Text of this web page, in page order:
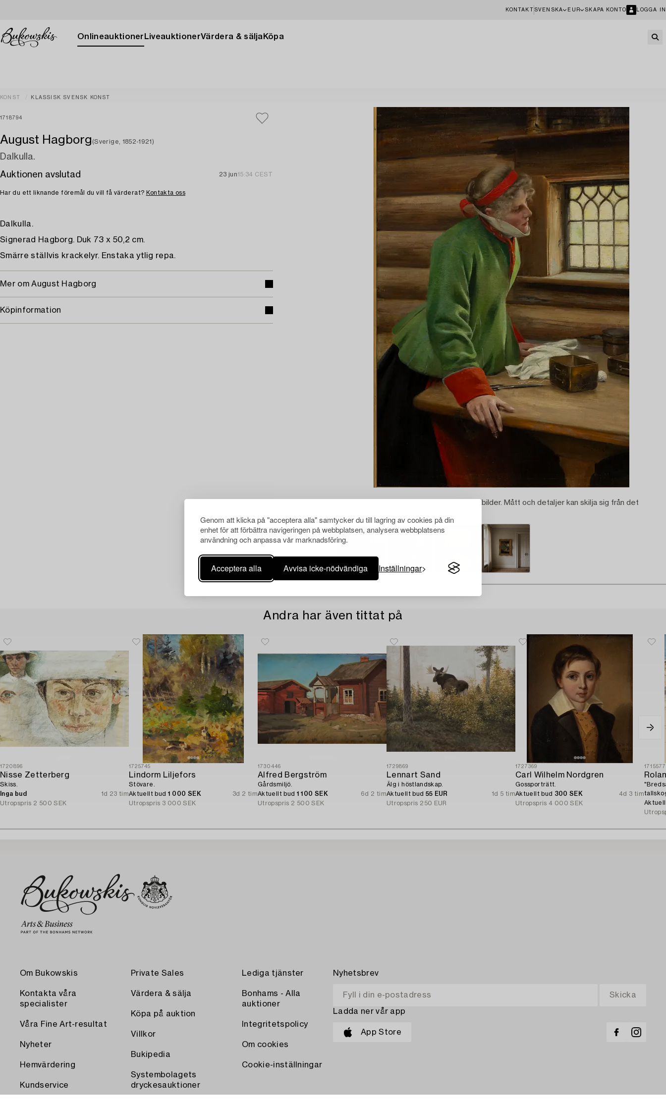
Genom att klicka på "acceptera alla" samtycker du till lagring av cookies på din
enhet för att förbättra navigeringen på webbplatsen, analysera webbplatsens
användning och anpassa vår marknadsföring.
Acceptera alla Avvisa icke-nödvändiga Inställningar
KONTAKT SVENSKA EUR SKAPA KONTO LOGGA IN
Onlineauktioner LiveauktionerVärdera & sälja Köpa
KONST KLASSISK SVENSK KONST
1718794
August Hagborg (Sverige, 1852-1921)
Dalkulla.
Auktionen avslutad
23 jun15:34 CEST
Har du ett liknande föremål du vill få värderat? Kontakta oss
Dalkulla.
Signerad Hagborg. Duk 73 x 50,2 cm.
Smärre ställvis krackelyr. Enstaka ytlig repa.
Mer om August Hagborg
Köpinformation
Bilder märkta 'AI' är AI-genererade interiörbilder. Mått och detaljer kan skilja sig från det
Andra har även tittat på
1720896
Nisse Zetterberg
Skiss.
Inga bud
1d 23 tim
Utropspris 2 500 SEK
1725745
Lindorm Liljefors
Stövare.
Aktuellt bud 1 000 SEK
3d 2 tim
Utropspris 3 000 SEK
1730446
Alfred Bergström
Gårdsmiljö.
Aktuellt bud 1 100 SEK
6d 2 tim
Utropspris 2 500 SEK
1729869
Lennart Sand
Älg i höstlandskap.
Aktuellt bud 55 EUR
1d 5 tim
Utropspris 250 EUR
1727369
Carl Wilhelm Nordgren
Gossporträtt.
Aktuellt bud 300 SEK
4d 3 tim
Utropspris 4 000 SEK
1715577
Om Bukowskis
Kontakta våra
specialister
Våra Fine Art-resultat
Nyheter
Hemvärdering
Kundservice
Private Sales
Värdera & sälja
Köpa på auktion
Villkor
Bukipedia
Systembolagets
dryckesauktioner
Lediga tjänster
Bonhams - Alla
auktioner
Integritetspolicy
Om cookies
Cookie-inställningar
Nyhetsbrev
Ladda ner vår app
App Store